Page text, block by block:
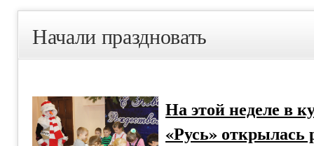
Начали праздновать
На этой неделе в
«Русь» открылась